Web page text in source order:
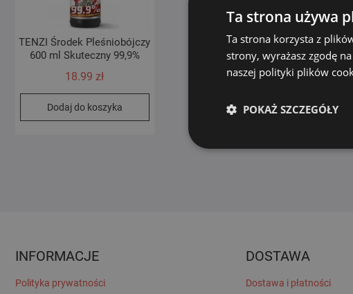
TENZI Środek Pleśniobójczy
600 ml Skuteczny 99,9%
18.99 zł
Dodaj do koszyka
INFORMACJE
Polityka prywatności
DOSTAWA
Dostawa i płatności
Ta strona używa
Ta strona korzysta z
strony, wyrażasz zgodę
naszej polityki plików
POKAŻ SZCZEGÓŁY